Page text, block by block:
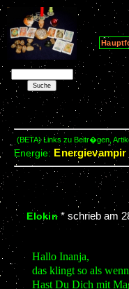
(BETA) Links zu Beitr�gen,
Energie:
Elokin *schrieb am
Hallo Inanja,
das klingt so als
Hast Du Dich mit